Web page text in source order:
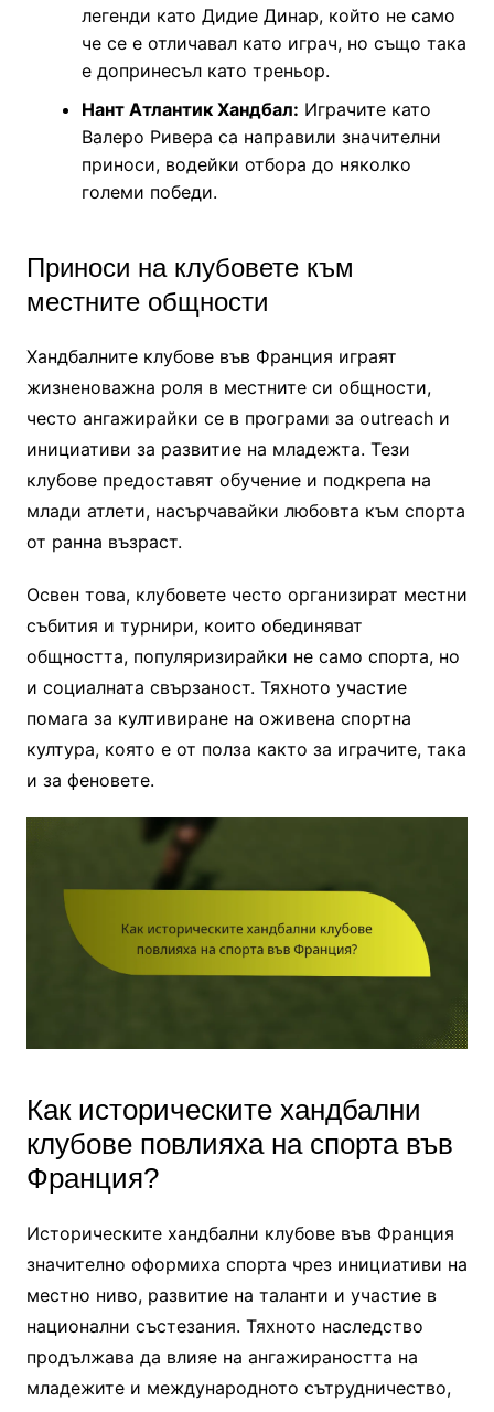
легенди като Дидие Динар, който не само
че се е отличавал като играч, но също така
е допринесъл като треньор.
Нант Атлантик Хандбал: Играчите като
Валеро Ривера са направили значителни
приноси, водейки отбора до няколко
големи победи.
Приноси на клубовете към
местните общности
Хандбалните клубове във Франция играят
жизненоважна роля в местните си общности,
често ангажирайки се в програми за outreach и
инициативи за развитие на младежта. Тези
клубове предоставят обучение и подкрепа на
млади атлети, насърчавайки любовта към спорта
от ранна възраст.
Освен това, клубовете често организират местни
събития и турнири, които обединяват
общността, популяризирайки не само спорта, но
и социалната свързаност. Тяхното участие
помага за култивиране на оживена спортна
култура, която е от полза както за играчите, така
и за феновете.
Как историческите хандбални
клубове повлияха на спорта във
Франция?
Историческите хандбални клубове във Франция
значително оформиха спорта чрез инициативи на
местно ниво, развитие на таланти и участие в
национални състезания. Тяхното наследство
продължава да влияе на ангажираността на
младежите и международното сътрудничество,